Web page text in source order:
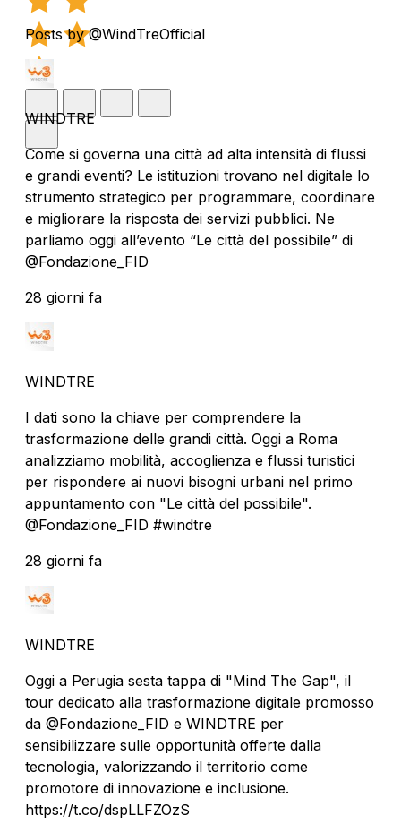
Posts by @WindTreOfficial
WINDTRE
Come si governa una città ad alta intensità di flussi
e grandi eventi? Le istituzioni trovano nel digitale lo
strumento strategico per programmare, coordinare
e migliorare la risposta dei servizi pubblici. Ne
parliamo oggi all’evento “Le città del possibile” di
@Fondazione_FID
28 giorni fa
WINDTRE
I dati sono la chiave per comprendere la
trasformazione delle grandi città. Oggi a Roma
analizziamo mobilità, accoglienza e flussi turistici
per rispondere ai nuovi bisogni urbani nel primo
appuntamento con "Le città del possibile".
@Fondazione_FID #windtre
28 giorni fa
WINDTRE
Oggi a Perugia sesta tappa di "Mind The Gap", il
tour dedicato alla trasformazione digitale promosso
da @Fondazione_FID e WINDTRE per
sensibilizzare sulle opportunità offerte dalla
tecnologia, valorizzando il territorio come
promotore di innovazione e inclusione.
https://t.co/dspLLFZOzS